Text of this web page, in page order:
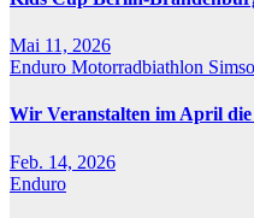
Mai 11, 2026
Enduro Motorradbiathlon
Wir Veranstalten im April
Feb. 14, 2026
Enduro